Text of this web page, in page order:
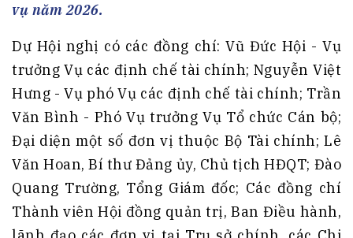
vụ năm 2026.
Dự Hội nghị có các đồng chí: Vũ Đức Hội - Vụ
trưởng Vụ các định chế tài chính; Nguyễn Việt
Hưng - Vụ phó Vụ các định chế tài chính; Trần
Văn Bình - Phó Vụ trưởng Vụ Tổ chức Cán bộ;
Đại diện một số đơn vị thuộc Bộ Tài chính; Lê
Văn Hoan, Bí thư Đảng ủy, Chủ tịch HĐQT; Đào
Quang Trường, Tổng Giám đốc; Các đồng chí
Thành viên Hội đồng quản trị, Ban Điều hành,